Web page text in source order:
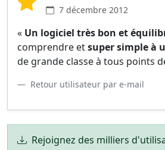
7 décembre 2012
« Un logiciel très bon et
comprendre etsuper simple à
de grande classe à tous points
Retour utilisateur par e-mail
Rejoignez des milliers